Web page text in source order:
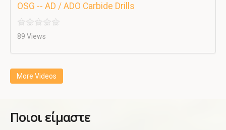
OSG -- AD / ADO Carbide Drills
89 Views
More Videos
Ποιοι είμαστε